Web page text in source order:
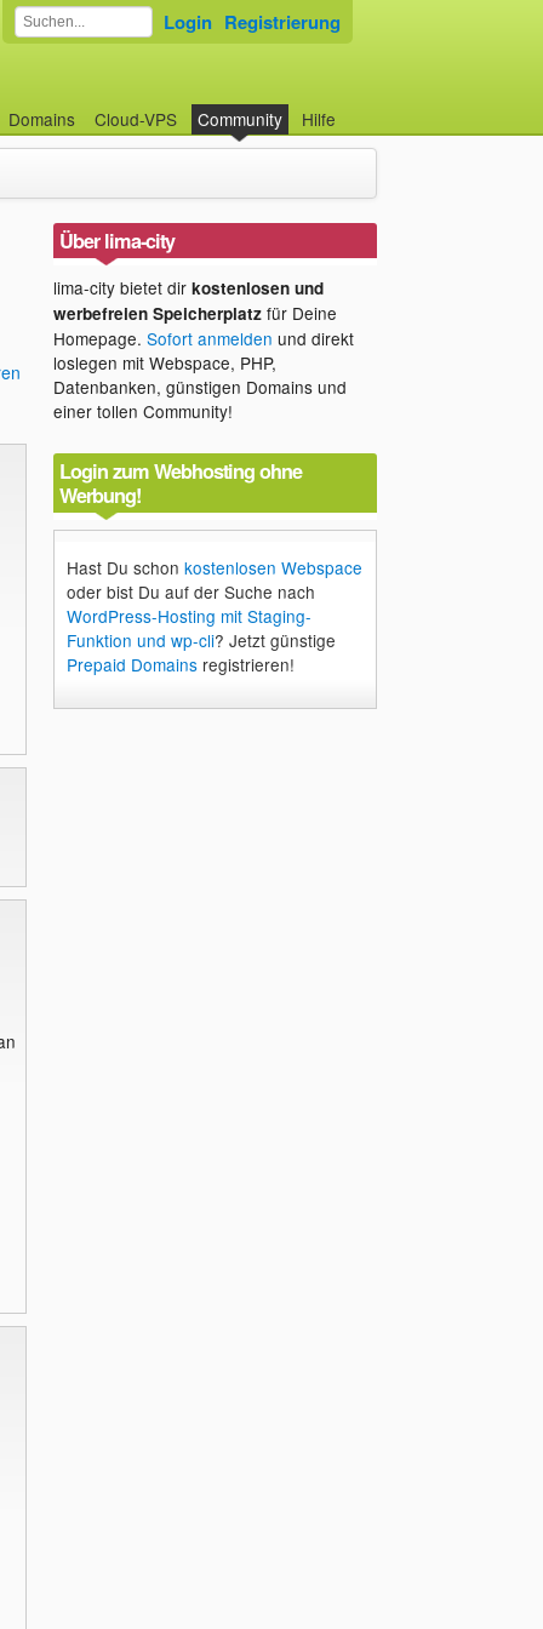
Domains Cloud-VPS Community Hilfe
Login Registrierung
Über lima-city
lima-city bietet dir kostenlosen und
werbefreien Speicherplatzfür Deine
Homepage. Sofort anmelden und direkt
loslegen mit Webspace, PHP,
Datenbanken, günstigen Domains und
einer tollen Community!
Login zum Webhosting ohne
Werbung!
Hast Du schon kostenlosen Webspace
oder bist Du auf der Suche nach
WordPress-Hosting mit Staging-
Funktion und wp-cli? Jetzt günstige
Prepaid Domainsregistrieren!